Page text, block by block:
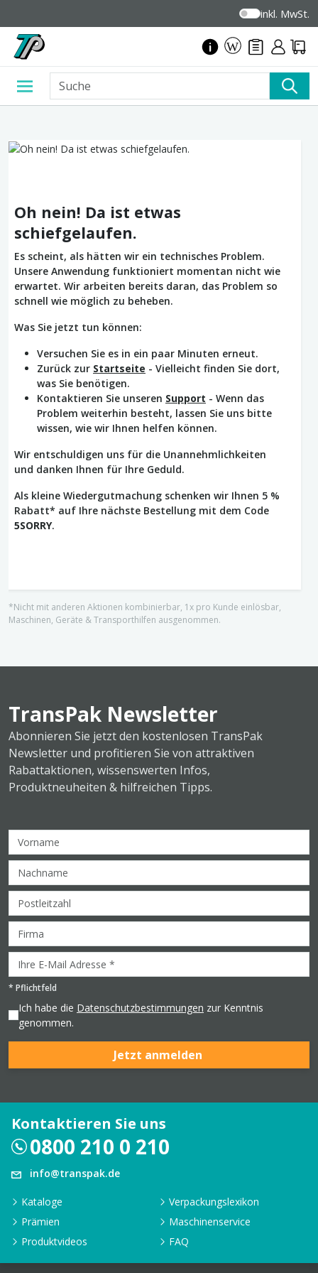
inkl. MwSt.
Oh nein! Da ist etwas
schiefgelaufen.
Es scheint, als hätten wir ein technisches Problem.
Unsere Anwendung funktioniert momentan nicht wie
erwartet. Wir arbeiten bereits daran, das Problem so
schnell wie möglich zu beheben.
Was Sie jetzt tun können:
Versuchen Sie es in ein paar Minuten erneut.
Zurück zur Startseite - Vielleicht finden Sie dort,
was Sie benötigen.
Kontaktieren Sie unseren Support - Wenn das
Problem weiterhin besteht, lassen Sie uns bitte
wissen, wie wir Ihnen helfen können.
Wir entschuldigen uns für die Unannehmlichkeiten
und danken Ihnen für Ihre Geduld.
Als kleine Wiedergutmachung schenken wir Ihnen 5 %
Rabatt* auf Ihre nächste Bestellung mit dem Code
5SORRY.
*Nicht mit anderen Aktionen kombinierbar, 1x pro Kunde einlösbar,
Maschinen, Geräte & Transporthilfen ausgenommen.
TransPak Newsletter
Abonnieren Sie jetzt den kostenlosen TransPak
Newsletter und profitieren Sie von attraktiven
Rabattaktionen, wissenswerten Infos,
Produktneuheiten & hilfreichen Tipps.
* Pflichtfeld
Ich habe die Datenschutzbestimmungen zur Kenntnis
genommen.
Jetzt anmelden
Kontaktieren Sie uns
0800 210 0 210
info@transpak.de
Kataloge
Verpackungslexikon
Prämien
Maschinenservice
Produktvideos
FAQ